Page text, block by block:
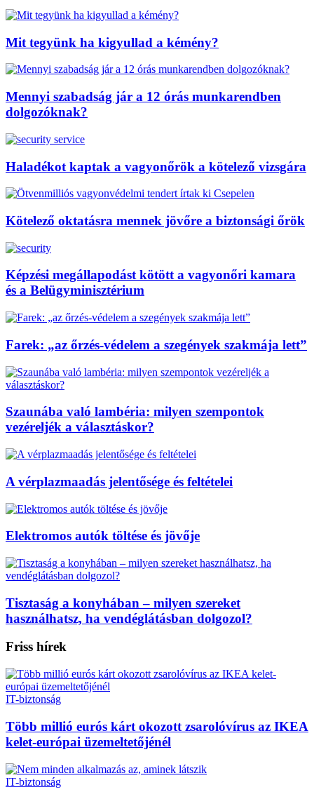
Mit tegyünk ha kigyullad a kémény?
Mennyi szabadság jár a 12 órás munkarendben
dolgozóknak?
Haladékot kaptak a vagyonőrök a kötelező vizsgára
Kötelező oktatásra mennek jövőre a biztonsági őrök
Képzési megállapodást kötött a vagyonőri kamara
és a Belügyminisztérium
Farek: „az őrzés-védelem a szegények szakmája lett”
Szaunába való lambéria: milyen szempontok
vezéreljék a választáskor?
A vérplazmaadás jelentősége és feltételei
Elektromos autók töltése és jövője
Tisztaság a konyhában – milyen szereket
használhatsz, ha vendéglátásban dolgozol?
Friss hírek
IT-biztonság
Több millió eurós kárt okozott zsarolóvírus az IKEA
kelet-európai üzemeltetőjénél
IT-biztonság